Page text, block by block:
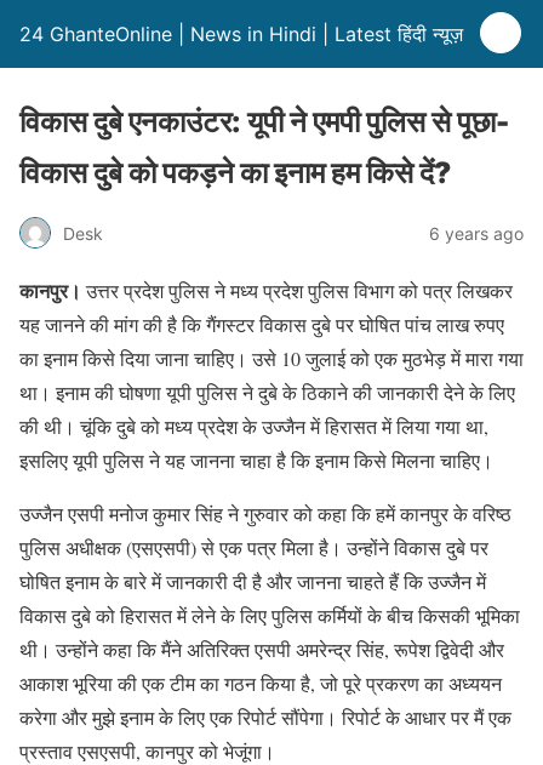
24 GhanteOnline | News in Hindi | Latest हिंदी न्यूज़
विकास दुबे एनकाउंटर: यूपी ने एमपी पुलिस से पूछा-
विकास दुबे को पकड़ने का इनाम हम किसे दें?
Desk 6 years ago
कानपुर। उत्तर प्रदेश पुलिस ने मध्य प्रदेश पुलिस विभाग को पत्र लिखकर
यह जानने की मांग की है कि गैंगस्टर विकास दुबे पर घोषित पांच लाख रुपए
का इनाम किसे दिया जाना चाहिए। उसे 10 जुलाई को एक मुठभेड़ में मारा गया
था। इनाम की घोषणा यूपी पुलिस ने दुबे के ठिकाने की जानकारी देने के लिए
की थी। चूंकि दुबे को मध्य प्रदेश के उज्जैन में हिरासत में लिया गया था,
इसलिए यूपी पुलिस ने यह जानना चाहा है कि इनाम किसे मिलना चाहिए।
उज्जैन एसपी मनोज कुमार सिंह ने गुरुवार को कहा कि हमें कानपुर के वरिष्ठ
पुलिस अधीक्षक (एसएसपी) से एक पत्र मिला है। उन्होंने विकास दुबे पर
घोषित इनाम के बारे में जानकारी दी है और जानना चाहते हैं कि उज्जैन में
विकास दुबे को हिरासत में लेने के लिए पुलिस कर्मियों के बीच किसकी भूमिका
थी। उन्होंने कहा कि मैंने अतिरिक्त एसपी अमरेन्द्र सिंह, रूपेश द्विवेदी और
आकाश भूरिया की एक टीम का गठन किया है, जो पूरे प्रकरण का अध्ययन
करेगा और मुझे इनाम के लिए एक रिपोर्ट सौंपेगा। रिपोर्ट के आधार पर मैं एक
प्रस्ताव एसएसपी, कानपुर को भेजूंगा।